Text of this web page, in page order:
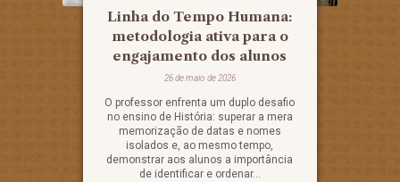
Linha do Tempo Humana:
metodologia ativa para o
engajamento dos alunos
26 de maio de 2026
O professor enfrenta um duplo desafio
no ensino de História: superar a mera
memorização de datas e nomes
isolados e, ao mesmo tempo,
demonstrar aos alunos a importância
de identificar e ordenar...